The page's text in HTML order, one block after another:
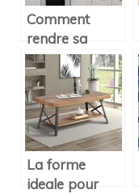
Comment
rendre sa
cuisine
ecologique ?
La forme
ideale pour